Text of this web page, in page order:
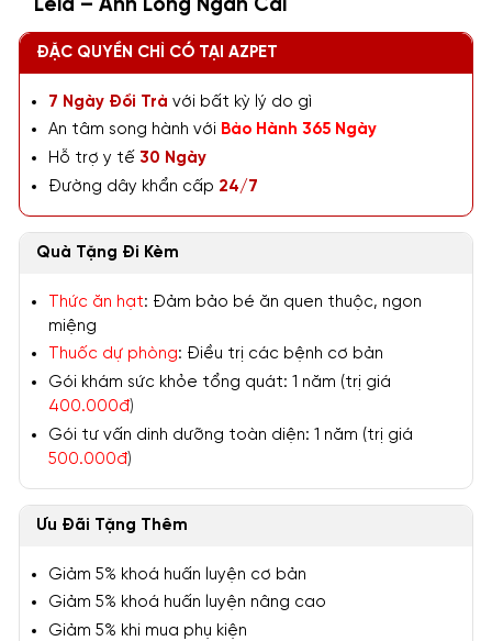
Leia – Anh Lông Ngắn Cái
ĐẶC QUYỀN CHỈ CÓ TẠI AZPET
7 Ngày Đổi Trả với bất kỳ lý do gì
An tâm song hành với Bảo Hành 365 Ngày
Hỗ trợ y tế 30 Ngày
Đường dây khẩn cấp 24/7
Quà Tặng Đi Kèm
Thức ăn hạt: Đảm bảo bé ăn quen thuộc, ngon
miệng
Thuốc dự phòng: Điều trị các bệnh cơ bản
Gói khám sức khỏe tổng quát: 1 năm (trị giá
400.000đ)
Gói tư vấn dinh dưỡng toàn diện: 1 năm (trị giá
500.000đ)
Ưu Đãi Tặng Thêm
Giảm 5% khoá huấn luyện cơ bản
Giảm 5% khoá huấn luyện nâng cao
Giảm 5% khi mua phụ kiện